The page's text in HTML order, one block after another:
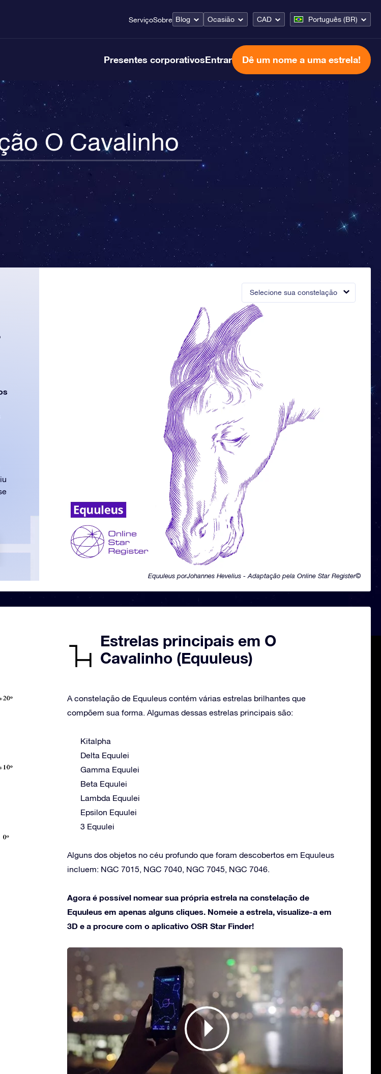
ServiçoSobre Blog Ocasião CAD Português (BR)
Presentes corporativosEntrar Dê um nome a uma estrela!
O Cavalinho
Selecione sua constelação
Equuleus porJohannes Hevelius - Adaptação pela Online Star Register©
Estrelas principais em O
Cavalinho (Equuleus)
A constelação de Equuleus contém várias estrelas brilhantes que
compõem sua forma. Algumas dessas estrelas principais são:
Kitalpha
Delta Equulei
Gamma Equulei
Beta Equulei
Lambda Equulei
Epsilon Equulei
3 Equulei
Alguns dos objetos no céu profundo que foram descobertos em Equuleus
incluem: NGC 7015, NGC 7040, NGC 7045, NGC 7046.
Agora é possível nomear sua própria estrela na constelação de
Equuleus em apenas alguns cliques. Nomeie a estrela, visualize-a em
3D e a procure com o aplicativo OSR Star Finder!